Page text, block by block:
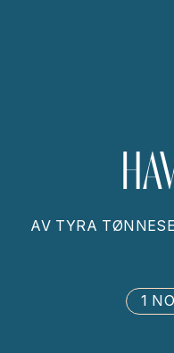
AV TYRA
1